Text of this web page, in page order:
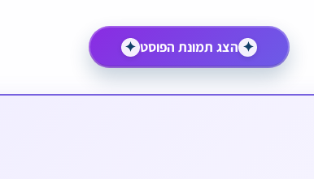
✦ הצג תמונת הפוסט ✦